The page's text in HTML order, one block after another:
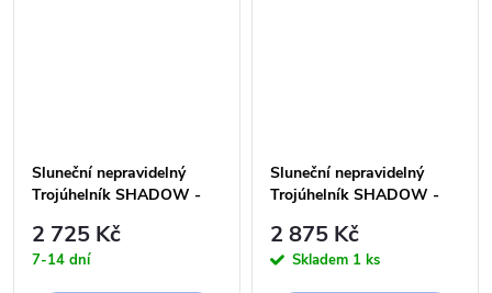
Sluneční nepravidelný
Trojúhelník SHADOW -
2 725 Kč
7-14 dní
Sluneční nepravidelný
Trojúhelník SHADOW -
2 875 Kč
Skladem 1 ks